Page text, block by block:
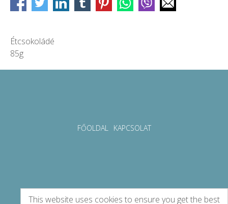
Étcsokoládé
85g
FŐOLDAL KAPCSOLAT
This website uses cookies to ensure you get the best